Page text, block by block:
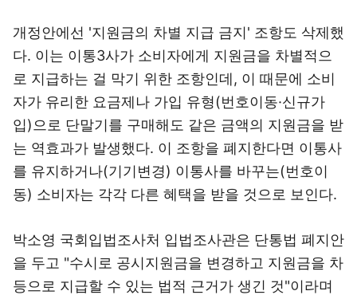
개정안에선 '지원금의 차별 지급 금지' 조항도 삭제했
다. 이는 이통3사가 소비자에게 지원금을 차별적으
로 지급하는 걸 막기 위한 조항인데, 이 때문에 소비
자가 유리한 요금제나 가입 유형(번호이동·신규가
입)으로 단말기를 구매해도 같은 금액의 지원금을 받
는 역효과가 발생했다. 이 조항을 폐지한다면 이통사
를 유지하거나(기기변경) 이통사를 바꾸는(번호이
동) 소비자는 각각 다른 혜택을 받을 것으로 보인다.
박소영 국회입법조사처 입법조사관은 단통법 폐지안
을 두고 "수시로 공시지원금을 변경하고 지원금을 차
등으로 지급할 수 있는 법적 근거가 생긴 것"이라며